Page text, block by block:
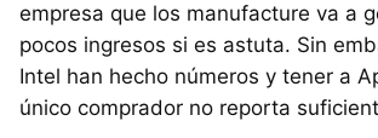
empresa que los manufacture va a
pocos ingresos si es astuta. Sin
Intel han hecho números y tener a
único comprador no reporta